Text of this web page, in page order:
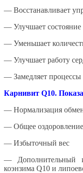
— Восстанавливает
— Улучшает состояние
— Уменьшает
— Улучшает работу
— Замедляет процессы
Карнивит Q10.
— Нормализация
— Общее
— Избыточный вес
— Дополнительный
коэнзима Q10 и